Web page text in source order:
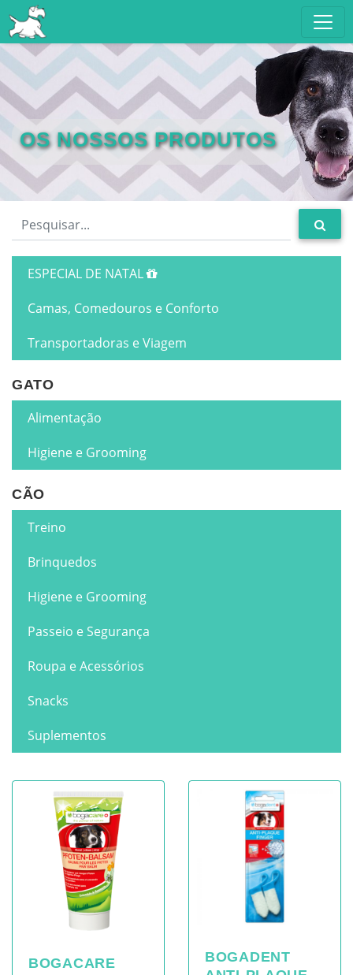
OS NOSSOS PRODUTOS
ESPECIAL DE NATAL
Camas, Comedouros e Conforto
Transportadoras e Viagem
GATO
Alimentação
Higiene e Grooming
CÃO
Treino
Brinquedos
Higiene e Grooming
Passeio e Segurança
Roupa e Acessórios
Snacks
Suplementos
BOGACARE
BOGADENT